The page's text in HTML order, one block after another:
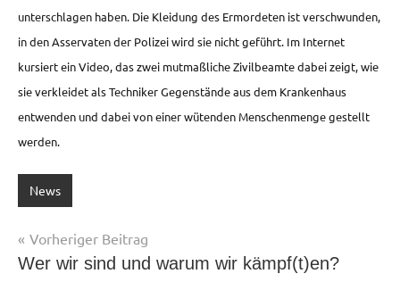
unterschlagen haben. Die Kleidung des Ermordeten ist verschwunden,
in den Asservaten der Polizei wird sie nicht geführt. Im Internet
kursiert ein Video, das zwei mutmaßliche Zivilbeamte dabei zeigt, wie
sie verkleidet als Techniker Gegenstände aus dem Krankenhaus
entwenden und dabei von einer wütenden Menschenmenge gestellt
werden.
News
Beitragsnavigation
Vorheriger Beitrag
Wer wir sind und warum wir kämpf(t)en?